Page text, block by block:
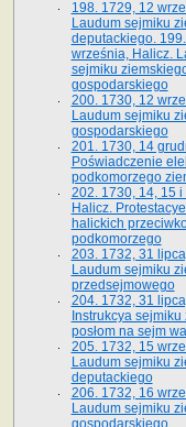
198. 1729, 12
Laudum sejmiku
deputackiego.
września, Halicz.
sejmiku
gospodarskiego
200. 1730, 12
Laudum sejmiku
gospodarskiego
201. 1730, 14
Poświadczenie
podkomorzego
202. 1730, 14, 15
Halicz.
halickich
podkomorzego
203. 1732, 31
Laudum sejmiku
przedsejmowego
204. 1732, 31
Instrukcya
posłom na sejm
205. 1732, 15
Laudum sejmiku
deputackiego
206. 1732, 16
Laudum sejmiku
gospodarskiego